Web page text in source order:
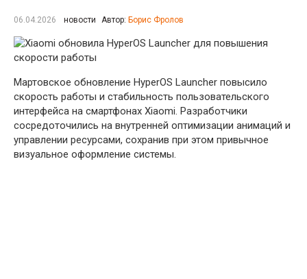
06.04.2026 новости Автор: Борис Фролов
Мартовское обновление HyperOS Launcher повысило
скорость работы и стабильность пользовательского
интерфейса на смартфонах Xiaomi. Разработчики
сосредоточились на внутренней оптимизации анимаций и
управлении ресурсами, сохранив при этом привычное
визуальное оформление системы.